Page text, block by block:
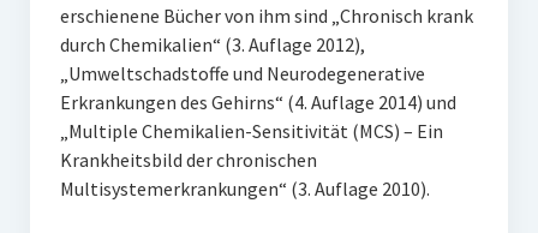
erschienene Bücher von ihm sind „Chronisch krank
durch Chemikalien“ (3. Auflage 2012),
„Umweltschadstoffe und Neurodegenerative
Erkrankungen des Gehirns“ (4. Auflage 2014) und
„Multiple Chemikalien-Sensitivität (MCS) – Ein
Krankheitsbild der chronischen
Multisystemerkrankungen“ (3. Auflage 2010).